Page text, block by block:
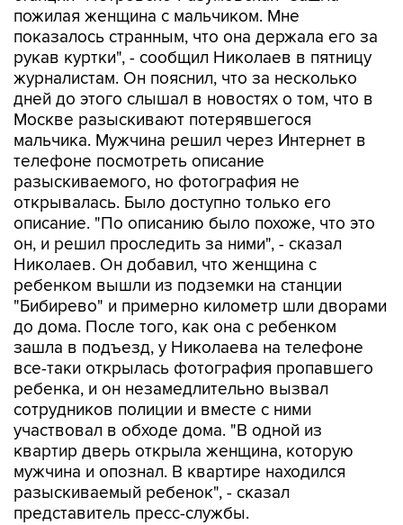
пожилая женщина с мальчиком. Мне
показалось странным, что она держала его за
рукав куртки", - сообщил Николаев в пятницу
журналистам. Он пояснил, что за несколько
дней до этого слышал в новостях о том, что в
Москве разыскивают потерявшегося
мальчика. Мужчина решил через Интернет в
телефоне посмотреть описание
разыскиваемого, но фотография не
открывалась. Было доступно только его
описание. "По описанию было похоже, что это
он, и решил проследить за ними", - сказал
Николаев. Он добавил, что женщина с
ребенком вышли из подземки на станции
"Бибирево" и примерно километр шли дворами
до дома. После того, как она с ребенком
зашла в подъезд, у Николаева на телефоне
все-таки открылась фотография пропавшего
ребенка, и он незамедлительно вызвал
сотрудников полиции и вместе с ними
участвовал в обходе дома. "В одной из
квартир дверь открыла женщина, которую
мужчина и опознал. В квартире находился
разыскиваемый ребенок", - сказал
представитель пресс-службы.